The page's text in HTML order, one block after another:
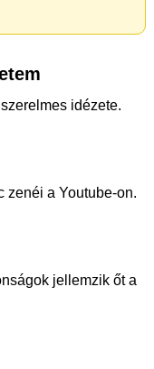
idézete.
zenéi a Youtube-on.
jellemzik őt a